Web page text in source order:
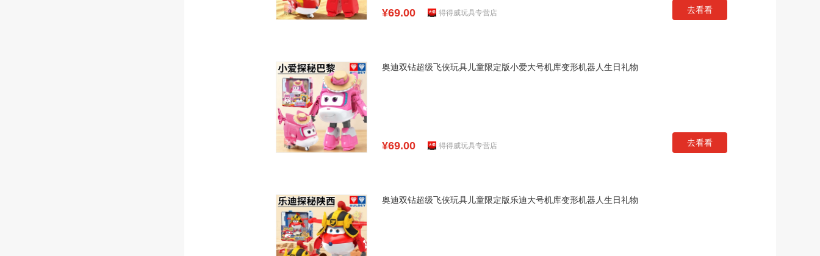
¥69.00 得得威玩具专营店 去看看
奥迪双钻超级飞侠玩具儿童限定版小爱大号机库变形机器人生日礼物
¥69.00 得得威玩具专营店 去看看
奥迪双钻超级飞侠玩具儿童限定版乐迪大号机库变形机器人生日礼物